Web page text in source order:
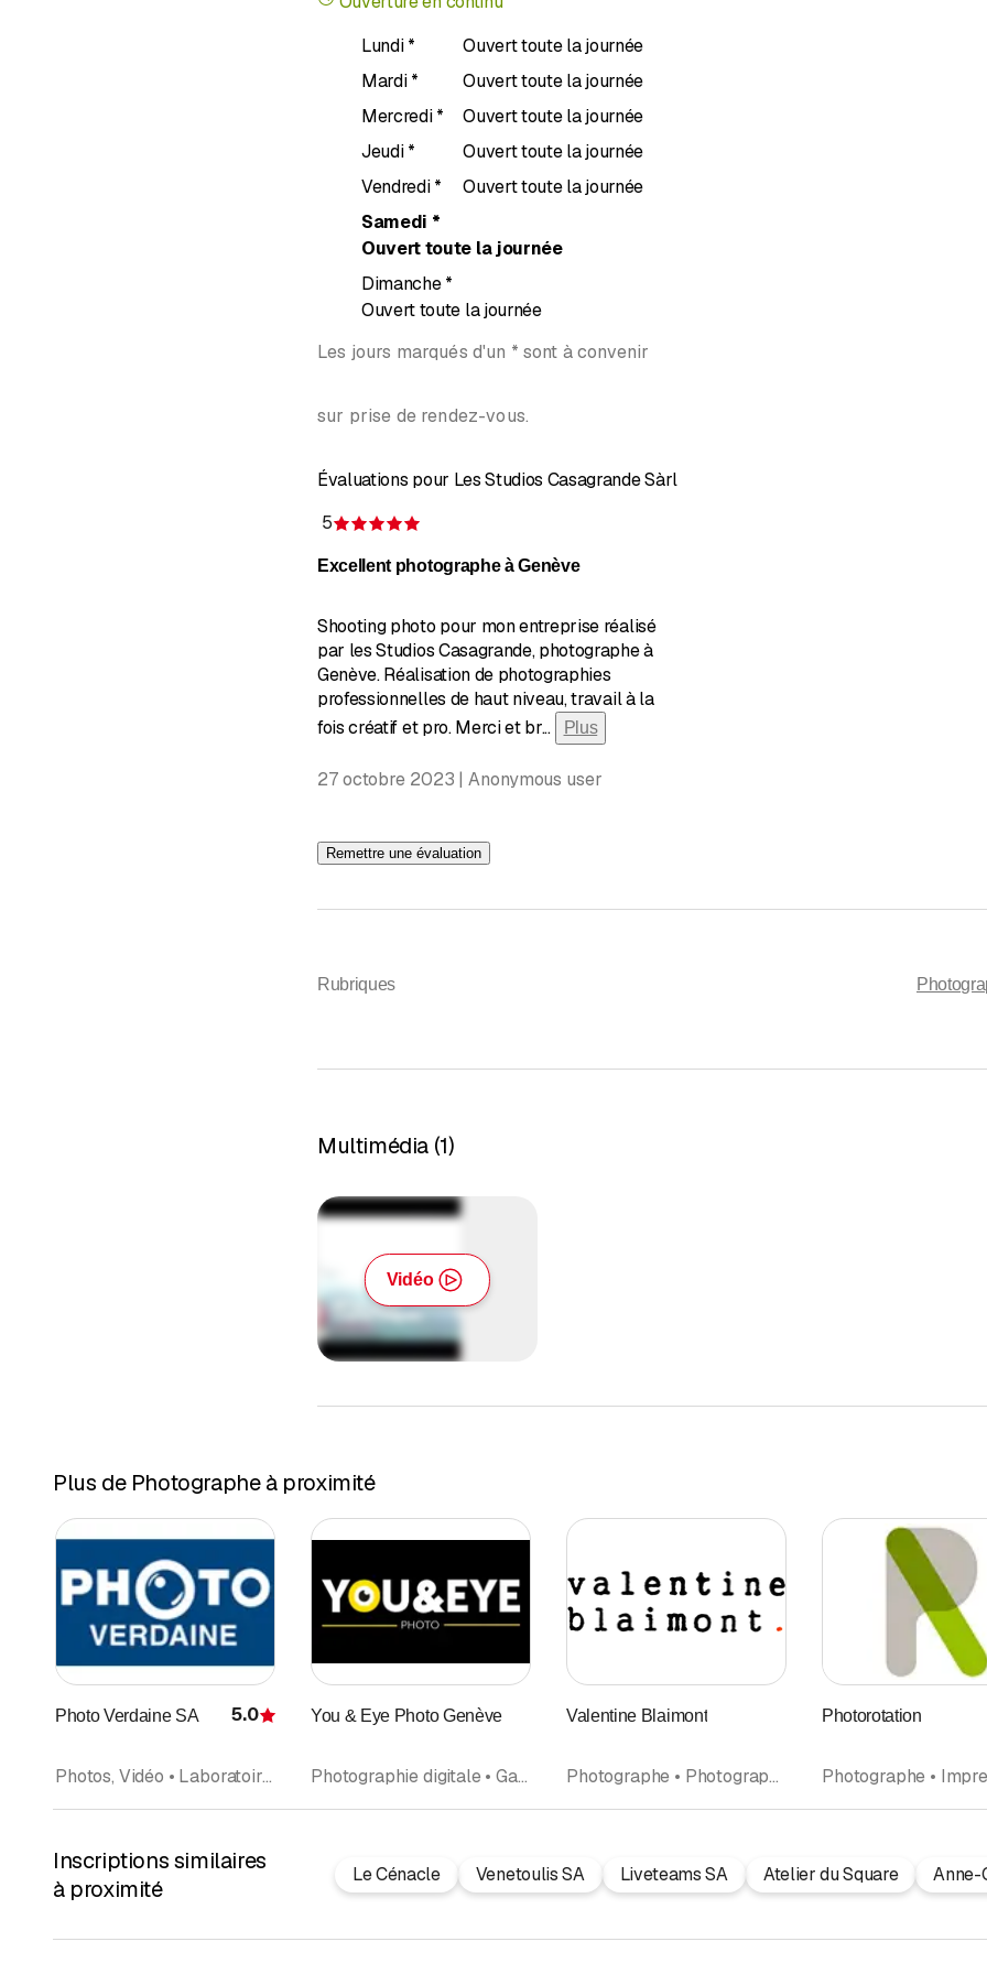
Brun (Malagnou) ou nous rendons si besoin chez vous afin d’étudier ensemble la
Lundi*
Ouvert toute la journée
Mardi*
Ouvert toute la journée
Mercredi*
Ouvert toute la journée
Jeudi*
Ouvert toute la journée
Vendredi*
Ouvert toute la journée
Samedi *
Ouvert toute la journée
Dimanche*
Ouvert toute la journée
Les jours marqués d'un * sont à convenir
sur prise de rendez-vous.
Évaluations pour Les Studios Casagrande Sàrl
5
Excellent photographe à Genève
Shooting photo pour mon entreprise réalisé
par les Studios Casagrande, photographe à
Genève. Réalisation de photographies
professionnelles de haut niveau, travail à la
fois créatif et pro. Merci et br... Plus
27 octobre 2023 | Anonymous user
Remettre une évaluation
Rubriques
Multimédia (1)
Vidéo
Plus de Photographe à proximité
Photo Verdaine SA Évaluation
5.0
Photos, Vidéo • Laboratoire de Photographie • Photographie digitale • Radio, Télévision • Hi-Fi • Photographe • Photographie fourniture pour la • Multimédia
You & Eye Photo Genève
Photographie digitale • Galerie d'art • Bijouterie • Photographe • Cadeaux
Valentine Blaimont
Photographe • Photographie digitale • Projets d'Architecture • Architecture d'intérieur • Communication
Photorotation
Inscriptions similaires
à proximité
Le Cénacle Venetoulis SA Liveteams SA Atelier du Square Anne-